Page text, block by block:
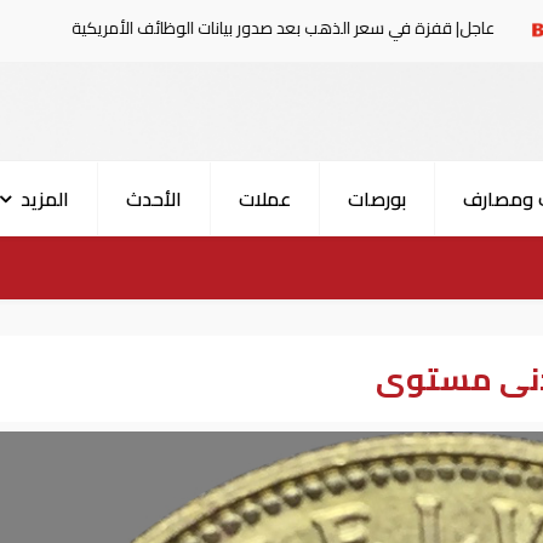
سعر الذهب بعد صدور بيانات الوظائف الأمريكية
ومصارف بورصات عملات الأحدث
المزيد
مستوى